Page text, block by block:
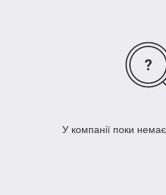
У компанії поки